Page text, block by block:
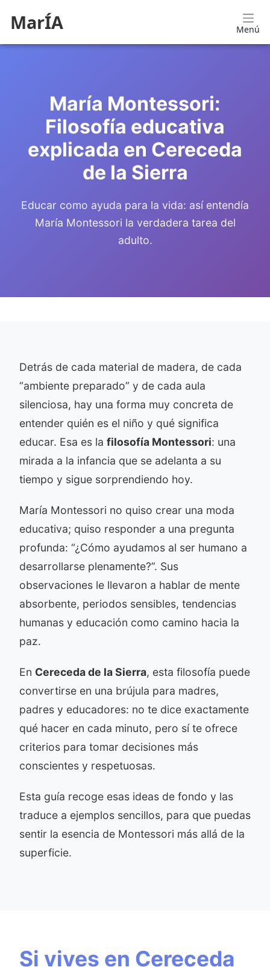
MarÍA Menú
María Montessori:
Filosofía educativa
explicada en Cereceda
de la Sierra
Educar como ayuda para la vida: así entendía
María Montessori la verdadera tarea del
adulto.
Detrás de cada material de madera, de cada
“ambiente preparado” y de cada aula
silenciosa, hay una forma muy concreta de
entender quién es el niño y qué significa
educar. Esa es la filosofía Montessori: una
mirada a la infancia que se adelanta a su
tiempo y sigue sorprendiendo hoy.
María Montessori no quiso crear una moda
educativa; quiso responder a una pregunta
profunda: “¿Cómo ayudamos al ser humano a
desarrollarse plenamente?”. Sus
observaciones le llevaron a hablar de mente
absorbente, periodos sensibles, tendencias
humanas y educación como camino hacia la
paz.
En Cereceda de la Sierra, esta filosofía puede
convertirse en una brújula para madres,
padres y educadores: no te dice exactamente
qué hacer en cada minuto, pero sí te ofrece
criterios para tomar decisiones más
conscientes y respetuosas.
Esta guía recoge esas ideas de fondo y las
traduce a ejemplos sencillos, para que puedas
sentir la esencia de Montessori más allá de la
superficie.
Si vives en Cereceda